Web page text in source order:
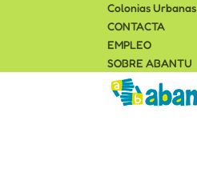
Colonias Urbanas
CONTACTA
EMPLEO
SOBRE ABANTU